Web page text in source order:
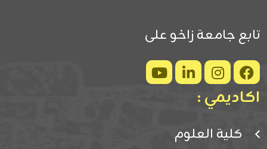
تابع جامعة زاخو على
اكاديمي :
كلية العلوم